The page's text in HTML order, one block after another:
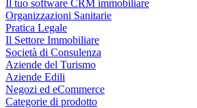
Il tuo software CRM immobiliare
Organizzazioni Sanitarie
Pratica Legale
Il Settore Immobiliare
Società di Consulenza
Aziende del Turismo
Aziende Edili
Negozi ed eCommerce
Categorie di prodotto